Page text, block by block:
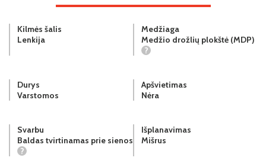
Kilmės šalis
Lenkija
Medžiaga
Medžio drožlių plokštė (MDP)
?
Durys
Varstomos
Apšvietimas
Nėra
Svarbu
Baldas tvirtinamas prie sienos
?
Išplanavimas
Mišrus